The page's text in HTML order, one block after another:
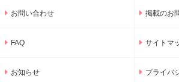
お問い合わせ 掲載のお
FAQ サイトマ
お知らせ プライバ